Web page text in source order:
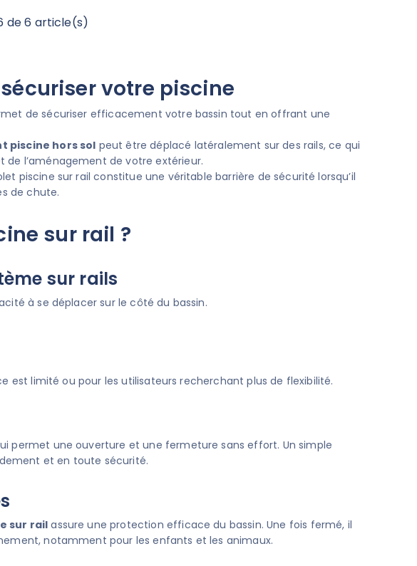
de 6 article(s)
votre piscine
de sécuriser efficacement votre bassin tout en offrant une
piscine hors sol peut être déplacé latéralement sur des rails, ce qui
de l’aménagement de votre extérieur.
piscine sur rail constitue une véritable barrière de sécurité lorsqu’il
de chute.
sur rail ?
sur rails
à se déplacer sur le côté du bassin.
est limité ou pour les utilisateurs recherchant plus de flexibilité.
permet une ouverture et une fermeture sans effort. Un simple
et en toute sécurité.
sur railassure une protection efficace du bassin. Une fois fermé, il
notamment pour les enfants et les animaux.